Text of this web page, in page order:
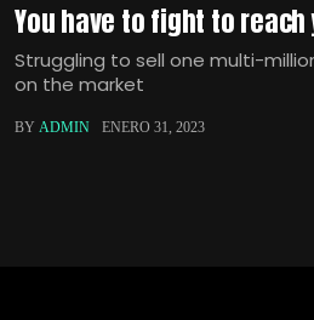
You have to fight to
Struggling to sell one multi-
on the market
BY ADMIN ENERO 31, 2023